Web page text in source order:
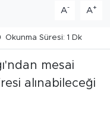
A- A+
Okunma Süresi: 1 Dk
mesai
alınabileceği